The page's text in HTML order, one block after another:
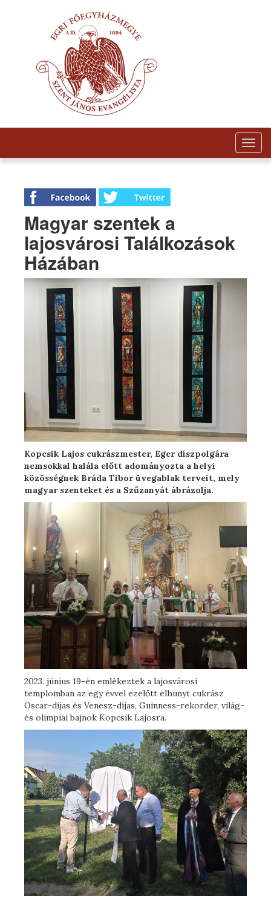
Magyar szentek a
lajosvárosi Találkozások
Házában
Kopcsik Lajos cukrászmester, Eger díszpolgára
nemsokkal halála előtt adományozta a helyi
közösségnek Bráda Tibor üvegablak terveit, mely
magyar szenteket és a Szűzanyát ábrázolja.
2023. június 19-én emlékeztek a lajosvárosi
templomban az egy évvel ezelőtt elhunyt cukrász
Oscar-díjas és Venesz-díjas, Guinness-rekorder, világ-
és olimpiai bajnok Kopcsik Lajosra.